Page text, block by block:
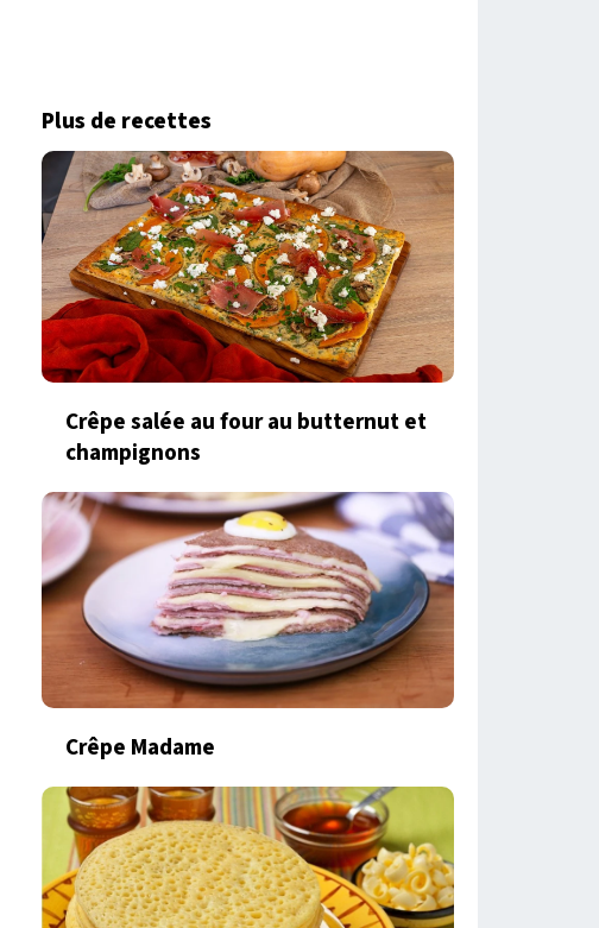
Plus de recettes
Crêpe salée au four au butternut et
champignons
Crêpe Madame